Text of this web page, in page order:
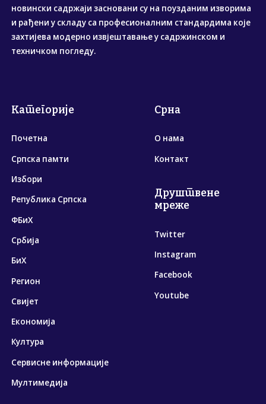
новински садржаји засновани су на поузданим изворима
и рађени у складу са професионалним стандардима које
захтијева модерно извјештавање у садржинском и
техничком погледу.
Категорије
Почетна
Српска памти
Избори
Република Српска
ФБиХ
Србија
БиХ
Регион
Свијет
Економија
Култура
Сервисне информације
Мултимедија
Срна
О нама
Контакт
Друштвене
мреже
Twitter
Instagram
Facebook
Youtube